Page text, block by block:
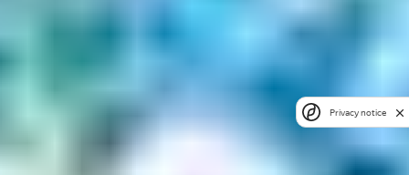
Privacy notice